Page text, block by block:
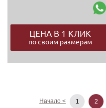
ЦЕНА В 1 КЛИК
по своим размерам
Начало < 1 2